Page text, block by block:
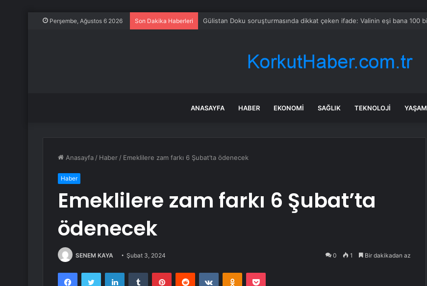
Perşembe, Ağustos 6 2026 Son Dakika Haberleri Manisa Büyükşehir İle “Mahallemde Şenlik Var”
ANASAYFA HABER EKONOMI SAĞLIK TEKNOLOJI YAŞAM
Anasayfa / Haber / Emeklilere zam farkı 6 Şubat’ta ödenecek
Haber
Emeklilere zam farkı 6 Şubat’ta
ödenecek
SENEM KAYA Şubat 3, 2024 0 1 Bir dakikadan az
FacebookTwitter LinkedInTumblr PinterestReddit VKontakteOdnoklassniki
Pocket